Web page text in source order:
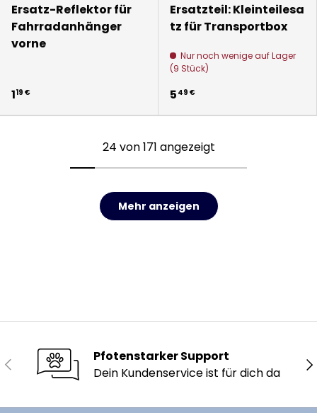
Ersatz-Reflektor für
Fahrradanhänger
vorne
119 €
Ersatzteil: Kleinteilesa
tz für Transportbox
Nur noch wenige auf Lager
(9 Stück)
5 49 €
24 von 171 angezeigt
Mehr anzeigen
Vorherige
Pfotenstarker Support
Dein Kundenservice ist für dich da